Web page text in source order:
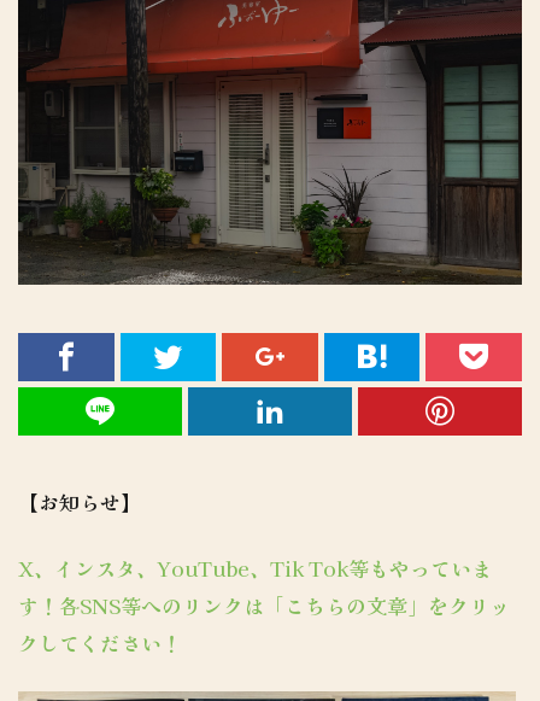
【お知らせ】
X、インスタ、YouTube、Tik Tok等もやっていま
す！各SNS等へのリンクは「こちらの文章」をクリッ
クしてください！